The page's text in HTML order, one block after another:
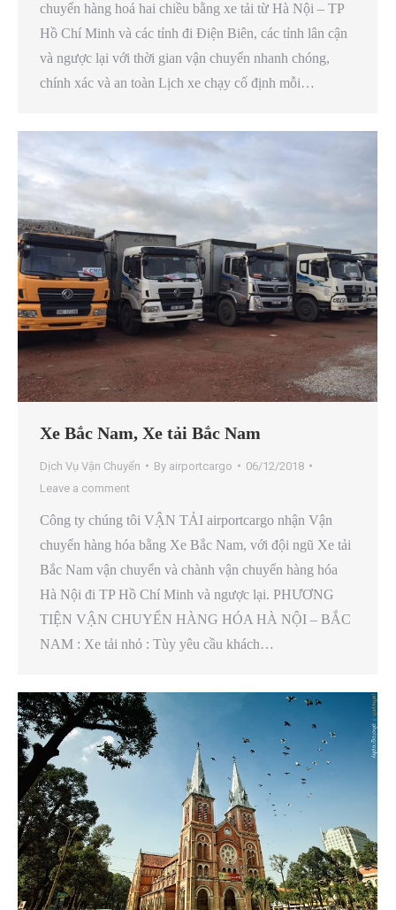
chuyển hàng hoá hai chiều bằng xe tải từ Hà Nội – TP
Hồ Chí Minh và các tỉnh đi Điện Biên, các tỉnh lân cận
và ngược lại với thời gian vận chuyển nhanh chóng,
chính xác và an toàn Lịch xe chạy cố định mỗi…
Xe Bắc Nam, Xe tải Bắc Nam
Dịch Vụ Vận Chuyển By airportcargo
06/12/2018
Leave a comment
Công ty chúng tôi VẬN TẢI airportcargo nhận Vận
chuyển hàng hóa bằng Xe Bắc Nam, với đội ngũ Xe tải
Bắc Nam vận chuyển và chành vận chuyển hàng hóa
Hà Nội đi TP Hồ Chí Minh và ngược lại. PHƯƠNG
TIỆN VẬN CHUYỂN HÀNG HÓA HÀ NỘI – BẮC
NAM : Xe tải nhỏ : Tùy yêu cầu khách…